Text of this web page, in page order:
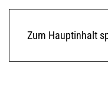
Zum Hauptinhalt